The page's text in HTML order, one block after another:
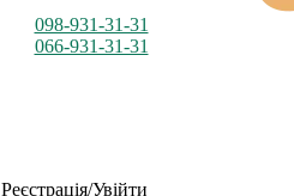
098-931-31-31
066-931-31-31
Реєстрація/Увійти